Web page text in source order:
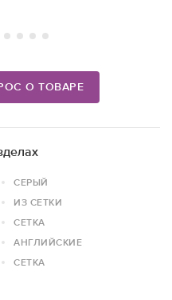
О ТОВАРЕ
СЕРЫЙ
ИЗ СЕТКИ
СЕТКА
АНГЛИЙСКИЕ
СЕТКА